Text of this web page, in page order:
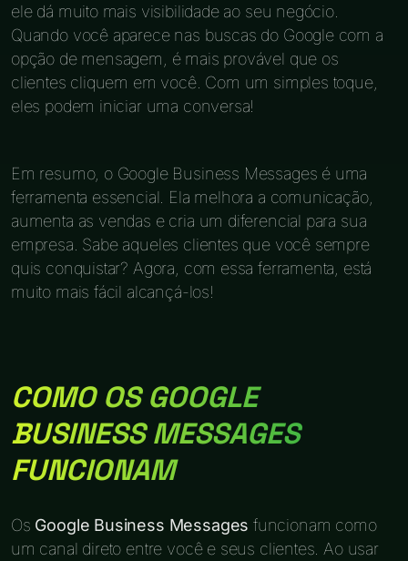
ele dá muito mais visibilidade ao seu negócio.
Quando você aparece nas buscas do Google com a
opção de mensagem, é mais provável que os
clientes cliquem em você. Com um simples toque,
eles podem iniciar uma conversa!
Em resumo, o Google Business Messages é uma
ferramenta essencial. Ela melhora a comunicação,
aumenta as vendas e cria um diferencial para sua
empresa. Sabe aqueles clientes que você sempre
quis conquistar? Agora, com essa ferramenta, está
muito mais fácil alcançá-los!
COMO OS GOOGLE
BUSINESS MESSAGES
FUNCIONAM
Os Google Business Messages funcionam como
um canal direto entre você e seus clientes. Ao usar